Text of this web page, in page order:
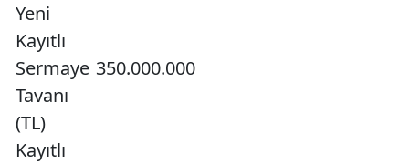
Yeni
Kayıtlı
Sermaye
Tavanı
(TL)
350.000.000
Kayıtlı